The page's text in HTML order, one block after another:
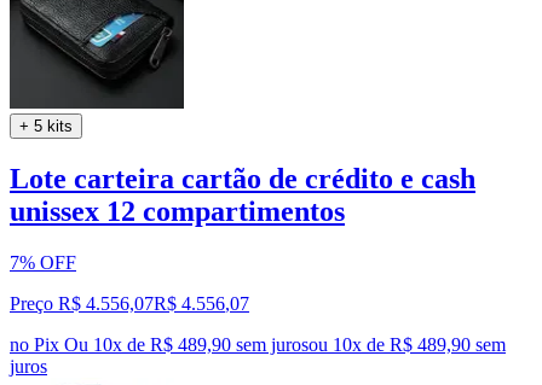
+ 5 kits
Lote carteira cartão de crédito e cash
unissex 12 compartimentos
7% OFF
Preço R$ 4.556,07R$ 4.556,07
no Pix Ou 10x de R$ 489,90 sem jurosou 10x de R$ 489,90 sem
juros